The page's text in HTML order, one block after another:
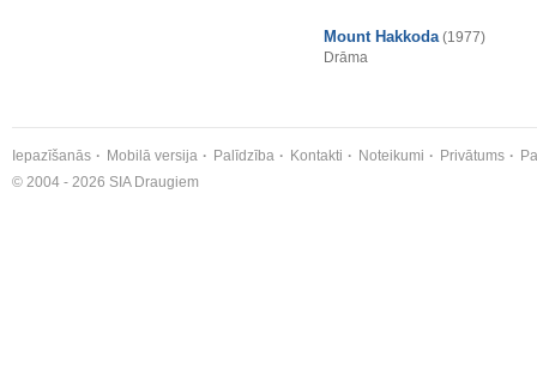
Mount Hakkoda (1977)
Drāma
Iepazīšanās Mobilā versija Palīdzība Kontakti Noteikumi Privātums
© 2004 - 2026 SIA Draugiem